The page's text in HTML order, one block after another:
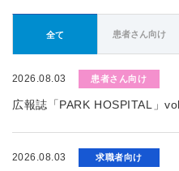
全て 患者さん向け
2026.08.03 患者さん向け
広報誌「PARK HOSPITAL」
2026.08.03 求職者向け